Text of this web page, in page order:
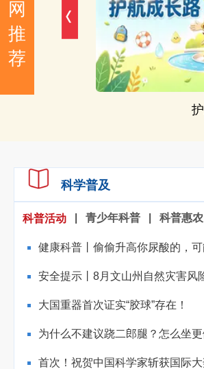
网
推
荐
“深、
科学普及
科普活动 青少年科普 科普惠农
健康科普丨偷偷升高你尿酸的，
安全提示丨8月文山州自然灾害风
大国重器首次证实“胶球”存在！
为什么不建议跷二郎腿？怎么坐更
首次！祝贺中国科学家斩获国际大